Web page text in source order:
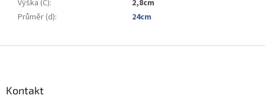
Výška (C):
2,8cm
Průměr (d): 24cm
Kontakt